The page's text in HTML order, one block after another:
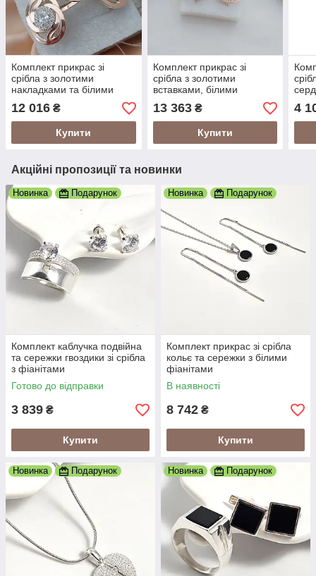
Комплект прикрас зі
срібла з золотими
накладками та білими
12 016 ₴
Купити
Комплект прикрас зі
срібла з золотими
вставками, білими
13 363₴
Купити
4
Акційні пропозиції та новинки
Новинка Подарунок
Комплект каблучка подвійна
та сережки гвоздики зі срібла
з фіанітами
Готово до відправки
3 839 ₴
Купити
Новинка Подарунок
Комплект прикрас зі срібла
кольє та сережки з білими
фіанітами
В наявності
8 742 ₴
Купити
Новинка Подарунок Новинка Подарунок